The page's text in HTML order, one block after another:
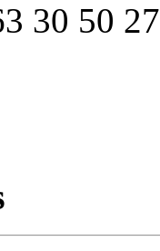
30 50 27